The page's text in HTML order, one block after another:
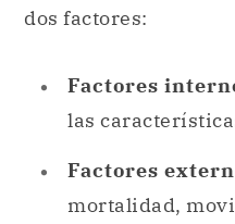
dos factores:
Factores
las
Factores
mortalidad,